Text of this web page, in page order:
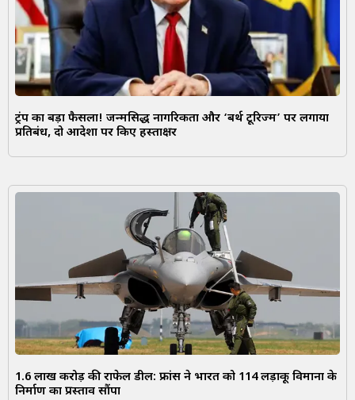
ट्रंप का बड़ा फैसला! जन्मसिद्ध नागरिकता और ‘बर्थ टूरिज्म’ पर लगाया
प्रतिबंध, दो आदेशों पर किए हस्ताक्षर
1.6 लाख करोड़ की राफेल डील: फ्रांस ने भारत को 114 लड़ाकू विमानों के
निर्माण का प्रस्ताव सौंपा